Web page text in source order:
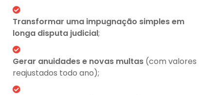
Transformar uma impugnação simples em
longa disputa judicial;
Gerar anuidades e novas multas (com valores
reajustados todo ano);